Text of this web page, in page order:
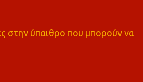
στην ύπαιθρο που μπορούν να